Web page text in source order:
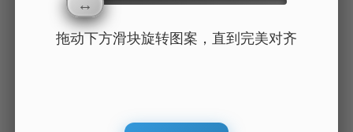
拖动下方滑块旋转图案，直到完美对齐